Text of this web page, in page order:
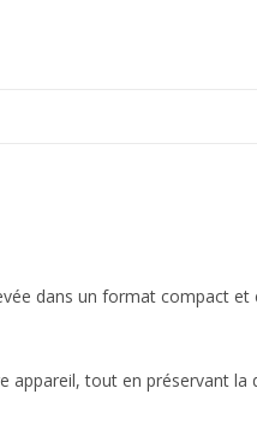
dans un format compact
tout en préservant la